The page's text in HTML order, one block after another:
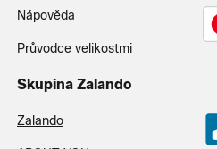
Nápověda
Průvodce velikostmi
Skupina Zalando
Zalando